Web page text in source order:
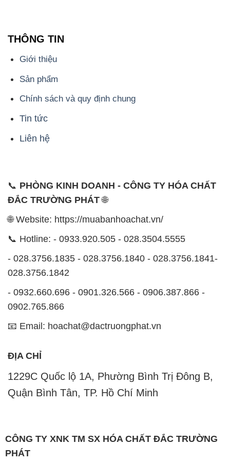
THÔNG TIN
Giới thiệu
Sản phẩm
Chính sách và quy định chung
Tin tức
Liên hệ
📞 PHÒNG KINH DOANH - CÔNG TY HÓA CHẤT
ĐẮC TRƯỜNG PHÁT🌐
🌐 Website: https://muabanhoachat.vn/
📞 Hotline: - 0933.920.505 - 028.3504.5555
- 028.3756.1835 - 028.3756.1840 - 028.3756.1841-
028.3756.1842
- 0932.660.696 - 0901.326.566 - 0906.387.866 -
0902.765.866
📧 Email: hoachat@dactruongphat.vn
ĐỊA CHỈ
1229C Quốc lộ 1A, Phường Bình Trị Đông B,
Quận Bình Tân, TP. Hồ Chí Minh
CÔNG TY XNK TM SX HÓA CHẤT ĐẮC TRƯỜNG
PHÁT